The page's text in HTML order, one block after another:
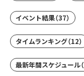
イベント結果（37）
タイムランキング（12）
最新年間スケジュール